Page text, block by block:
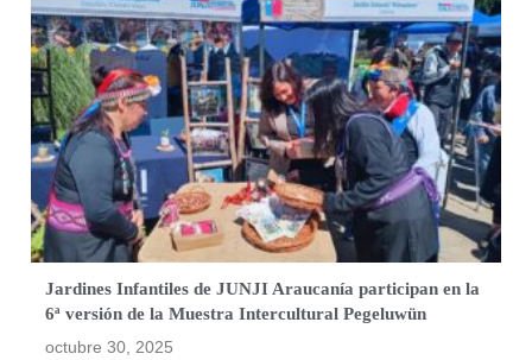
Jardines Infantiles de JUNJI Araucanía participan en la
6ª versión de la Muestra Intercultural Pegeluwün
octubre 30, 2025